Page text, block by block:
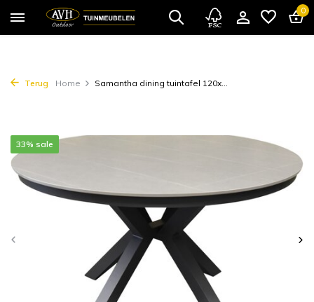
0
Terug Home Samantha dining tuintafel 120x...
33% sale